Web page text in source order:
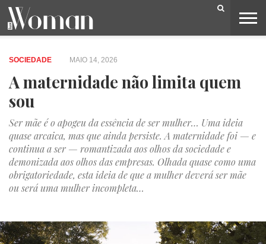
BELEZA
CAPA
LIFESTYLE
MODA
OPINIÃO
PESSOAS
SOCIEDADE
VIDEOS
SOCIEDADE MAIO 14, 2026
A maternidade não limita quem
sou
Ser mãe é o apogeu da essência de ser mulher… Uma ideia
quase arcaica, mas que ainda persiste. A maternidade foi — e
continua a ser — romantizada aos olhos da sociedade e
demonizada aos olhos das empresas. Olhada quase como uma
obrigatoriedade, esta ideia de que a mulher deverá ser mãe
ou será uma mulher incompleta…